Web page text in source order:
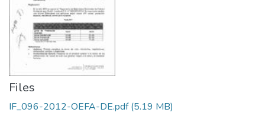
Files
IF_096-2012-OEFA-DE.pdf(5.19 MB)